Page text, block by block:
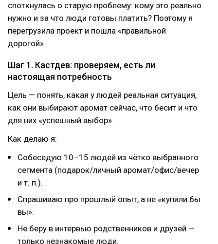
споткнулась о старую проблему: кому это реально
нужно и за что люди готовы платить? Поэтому я
перегрузила проект и пошла «правильной
дорогой».
Шаг 1. Кастдев: проверяем, есть ли
настоящая потребность
Цель — понять, какая у людей реальная ситуация,
как они выбирают аромат сейчас, что бесит и что
для них «успешный выбор».
Как делаю я:
Собеседую 10–15 людей из чётко выбранного
сегмента (подарок/личный аромат/офис/вечер
и т. п.).
Спрашиваю про прошлый опыт, а не «купили бы
вы».
Не беру в интервью родственников и друзей —
только незнакомые люди.